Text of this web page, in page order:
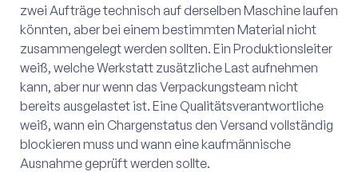
zwei Aufträge technisch auf derselben Maschine laufen
könnten, aber bei einem bestimmten Material nicht
zusammengelegt werden sollten. Ein Produktionsleiter
weiß, welche Werkstatt zusätzliche Last aufnehmen
kann, aber nur wenn das Verpackungsteam nicht
bereits ausgelastet ist. Eine Qualitätsverantwortliche
weiß, wann ein Chargenstatus den Versand vollständig
blockieren muss und wann eine kaufmännische
Ausnahme geprüft werden sollte.